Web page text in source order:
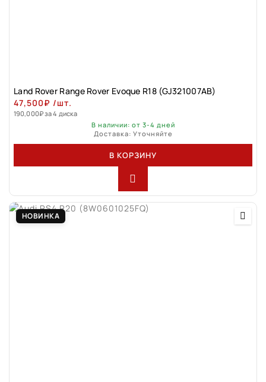
Land Rovеr Rаngе Rоver Evоque R18 (GJ321007АВ)
47,500₽ /шт.
190,000₽за 4 диска
В наличии: от 3-4 дней
Доставка: Уточняйте
В КОРЗИНУ
НОВИНКА